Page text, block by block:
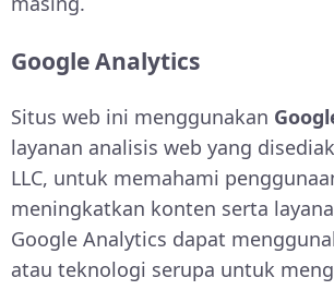
Google Analytics
Situs web ini menggunakan
layanan analisis web yang
LLC, untuk memahami
meningkatkan konten serta
Google Analytics dapat
atau teknologi serupa untuk